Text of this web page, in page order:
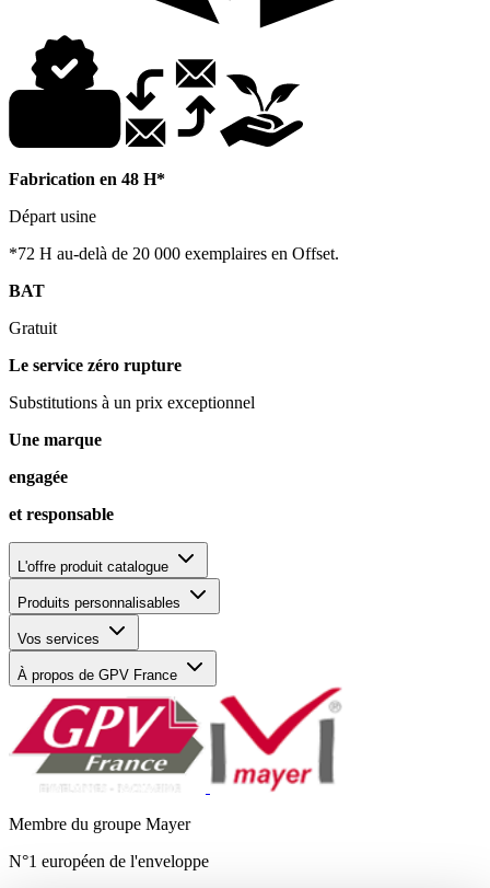
Fabrication en 48 H*
Départ usine
*72 H au-delà de 20 000 exemplaires en Offset.
BAT
Gratuit
Le service zéro rupture
Substitutions à un prix exceptionnel
Une marque
engagée
et responsable
L'offre produit catalogue
Produits personnalisables
Vos services
À propos de GPV France
Membre du groupe Mayer
N°1 européen de l'enveloppe